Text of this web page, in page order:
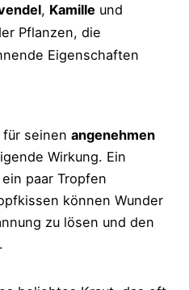
, Kamille und
Pflanzen, die
Eigenschaften
seinen angenehmen
Wirkung. Ein
paar Tropfen
können Wunder
zu lösen und den